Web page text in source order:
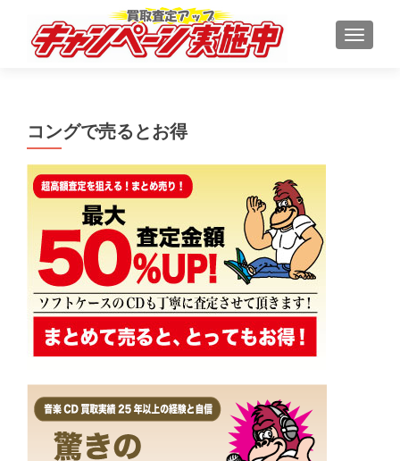
ナビゲ
コングで売るとお得